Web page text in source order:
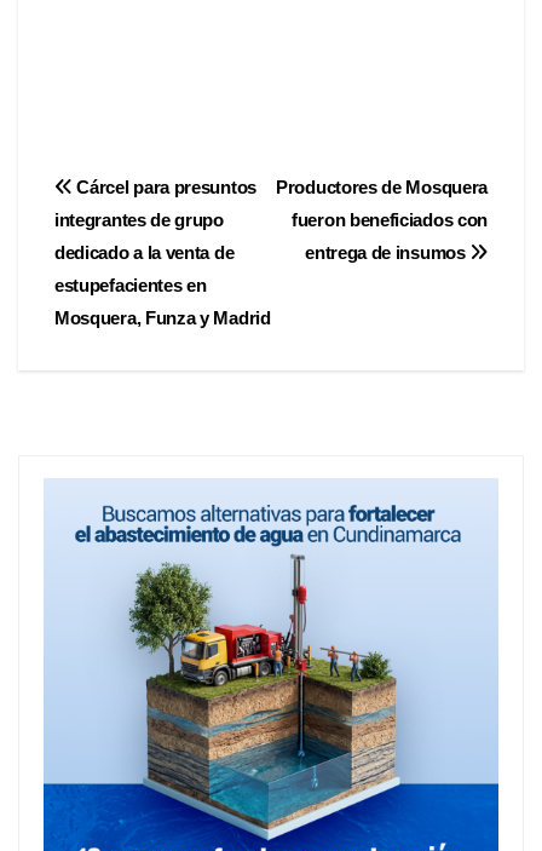
Productores de Mosquera
fueron beneficiados con
entrega de insumos
Cárcel para presuntos
integrantes de grupo
dedicado a la venta de
estupefacientes en
Mosquera, Funza y Madrid